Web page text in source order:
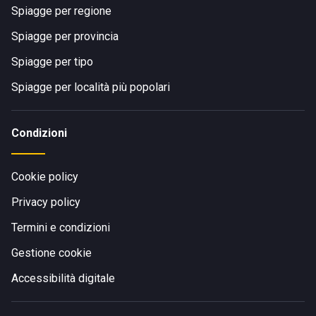
Spiagge per regione
Spiagge per provincia
Spiagge per tipo
Spiagge per località più popolari
Condizioni
Cookie policy
Privacy policy
Termini e condizioni
Gestione cookie
Accessibilità digitale